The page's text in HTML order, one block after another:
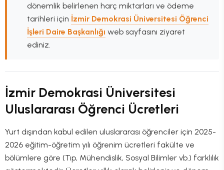
dönemlik belirlenen harç miktarları ve ödeme
tarihleri için İzmir Demokrasi Üniversitesi Öğrenci
İşleri Daire Başkanlığı web sayfasını ziyaret
ediniz.
İzmir Demokrasi Üniversitesi
Uluslararası Öğrenci Ücretleri
Yurt dışından kabul edilen uluslararası öğrenciler için 2025-
2026 eğitim-öğretim yılı öğrenim ücretleri fakülte ve
bölümlere göre (Tıp, Mühendislik, Sosyal Bilimler vb.) farklılık